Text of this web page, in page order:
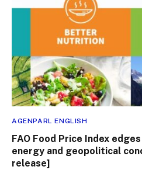
AGENPARL ENGLISH
FAO Food Price Index
energy and geopolitical
release]